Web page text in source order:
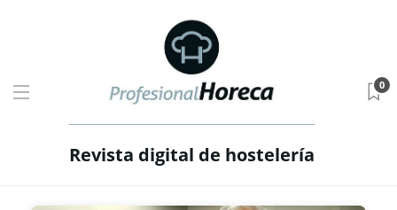
Revista digital de hostelería
0